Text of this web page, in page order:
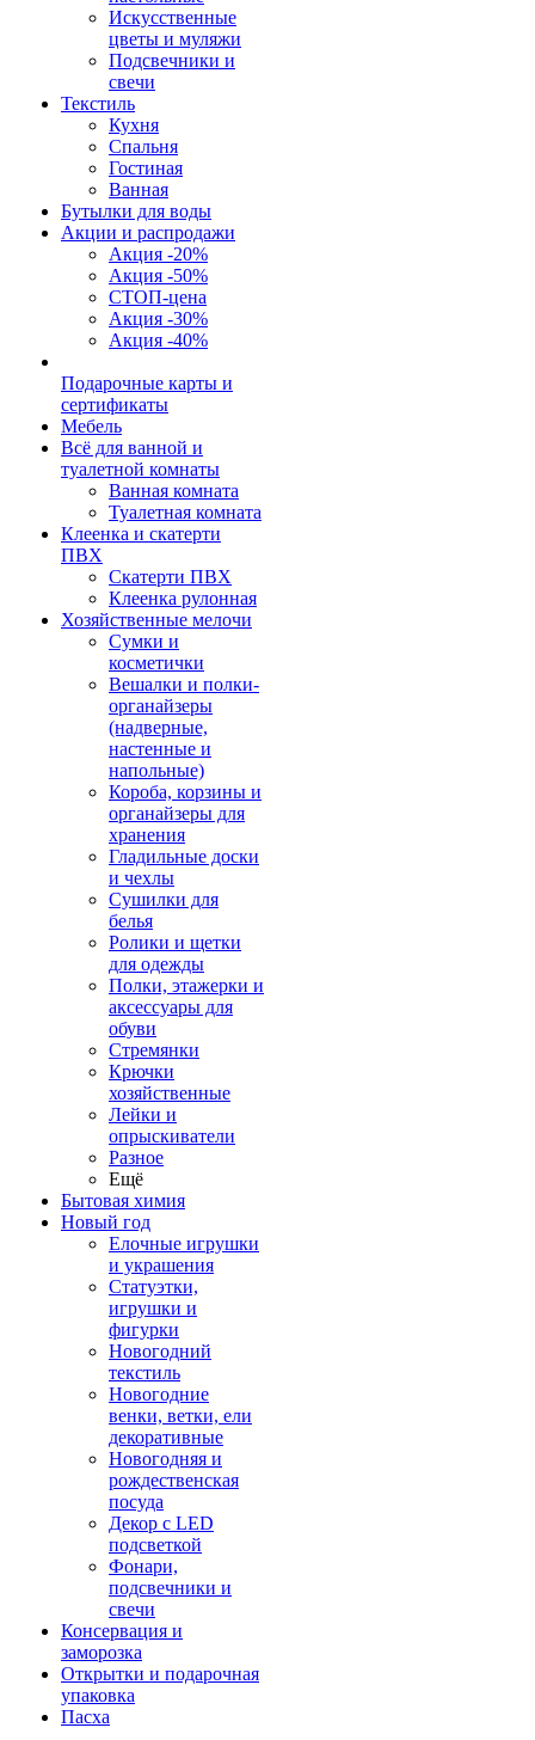
Искусственные
цветы и муляжи
Подсвечники и
свечи
Текстиль
Кухня
Спальня
Гостиная
Ванная
Бутылки для воды
Акции и распродажи
Акция -20%
Акция -50%
СТОП-цена
Акция -30%
Акция -40%
Подарочные карты и
сертификаты
Мебель
Всё для ванной и
туалетной комнаты
Ванная комната
Туалетная комната
Клеенка и скатерти
ПВХ
Скатерти ПВХ
Клеенка рулонная
Хозяйственные мелочи
Сумки и
косметички
Вешалки и полки-
органайзеры
(надверные,
настенные и
напольные)
Короба, корзины и
органайзеры для
хранения
Гладильные доски
и чехлы
Сушилки для
белья
Ролики и щетки
для одежды
Полки, этажерки и
аксессуары для
обуви
Стремянки
Крючки
хозяйственные
Лейки и
опрыскиватели
Разное
Ещё
Бытовая химия
Новый год
Елочные игрушки
и украшения
Статуэтки,
игрушки и
фигурки
Новогодний
текстиль
Новогодние
венки, ветки, ели
декоративные
Новогодняя и
рождественская
посуда
Декор с LED
подсветкой
Фонари,
подсвечники и
свечи
Консервация и
заморозка
Открытки и подарочная
упаковка
Пасха